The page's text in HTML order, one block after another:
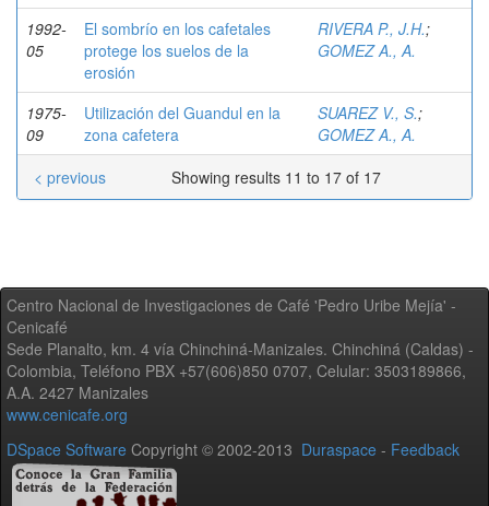
1992-
05
El sombrío en los cafetales
protege los suelos de la
erosión
RIVERA P., J.H.;
GOMEZ A., A.
1975-
09
Utilización del Guandul en la
zona cafetera
SUAREZ V., S.;
GOMEZ A., A.
Showing results 11 to 17 of 17
< previous
Centro Nacional de Investigaciones de Café 'Pedro Uribe Mejía' -
Cenicafé
Sede Planalto, km. 4 vía Chinchiná-Manizales. Chinchiná (Caldas) -
Colombia, Teléfono PBX +57(606)850 0707, Celular: 3503189866,
A.A. 2427 Manizales
www.cenicafe.org
DSpace Software Copyright © 2002-2013 Duraspace - Feedback